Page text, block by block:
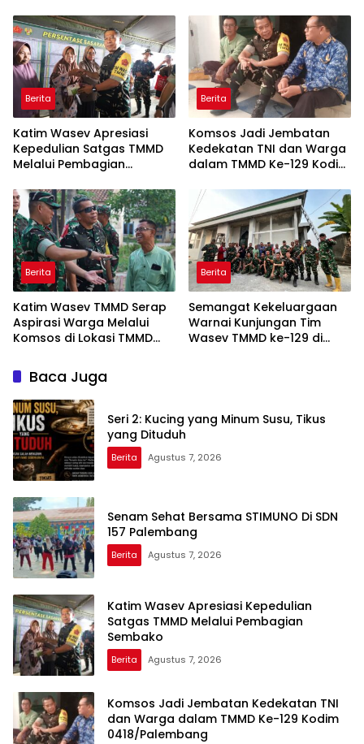
Berita
Katim Wasev Apresiasi
Kepedulian Satgas TMMD
Melalui Pembagian
Berita
Komsos Jadi Jembatan
Kedekatan TNI dan Warga
dalam TMMD Ke-129 Kodim
Berita
Katim Wasev TMMD Serap
Aspirasi Warga Melalui
Komsos di Lokasi TMMD
Berita
Semangat Kekeluargaan
Warnai Kunjungan Tim
Wasev TMMD ke-129 di
Baca Juga
Seri 2: Kucing yang Minum Susu, Tikus
yang Dituduh
Berita Agustus 7, 2026
Senam Sehat Bersama STIMUNO Di SDN
157 Palembang
Berita Agustus 7, 2026
Katim Wasev Apresiasi Kepedulian
Satgas TMMD Melalui Pembagian
Sembako
Berita Agustus 7, 2026
Komsos Jadi Jembatan Kedekatan TNI
dan Warga dalam TMMD Ke-129 Kodim
0418/Palembang